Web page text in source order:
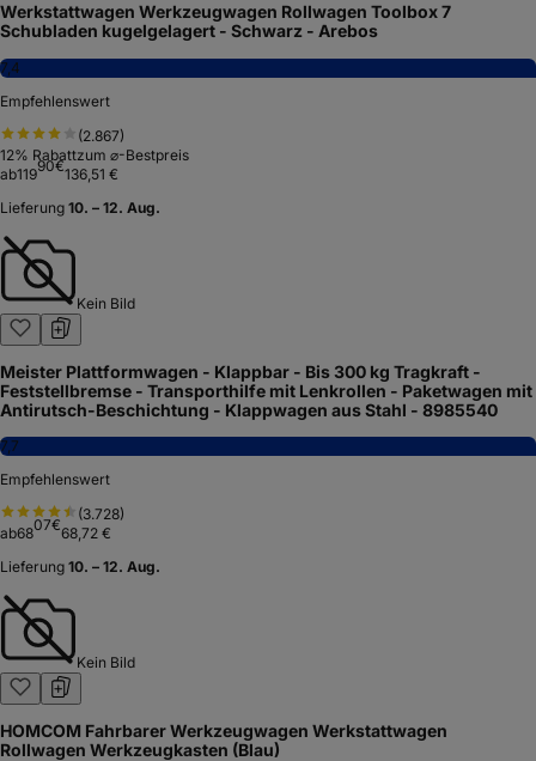
Werkstattwagen Werkzeugwagen Rollwagen Toolbox 7
Schubladen kugelgelagert - Schwarz - Arebos
7,4
Empfehlenswert
(2.867)
12% Rabattzum ⌀-Bestpreis
ab11990€136,51 €
Lieferung 10. – 12. Aug.
Kein Bild
Meister Plattformwagen - Klappbar - Bis 300 kg Tragkraft -
Feststellbremse - Transporthilfe mit Lenkrollen - Paketwagen mit
Antirutsch-Beschichtung - Klappwagen aus Stahl - 8985540
7,7
Empfehlenswert
(3.728)
ab6807€68,72 €
Lieferung 10. – 12. Aug.
Kein Bild
HOMCOM Fahrbarer Werkzeugwagen Werkstattwagen
Rollwagen Werkzeugkasten (Blau)